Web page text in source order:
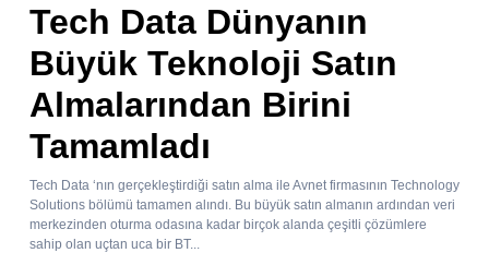
Tech Data Dünyanın
Büyük Teknoloji Satın
Almalarından Birini
Tamamladı
Tech Data ‘nın gerçekleştirdiği satın alma ile Avnet firmasının Technology
Solutions bölümü tamamen alındı. Bu büyük satın almanın ardından veri
merkezinden oturma odasına kadar birçok alanda çeşitli çözümlere
sahip olan uçtan uca bir BT...